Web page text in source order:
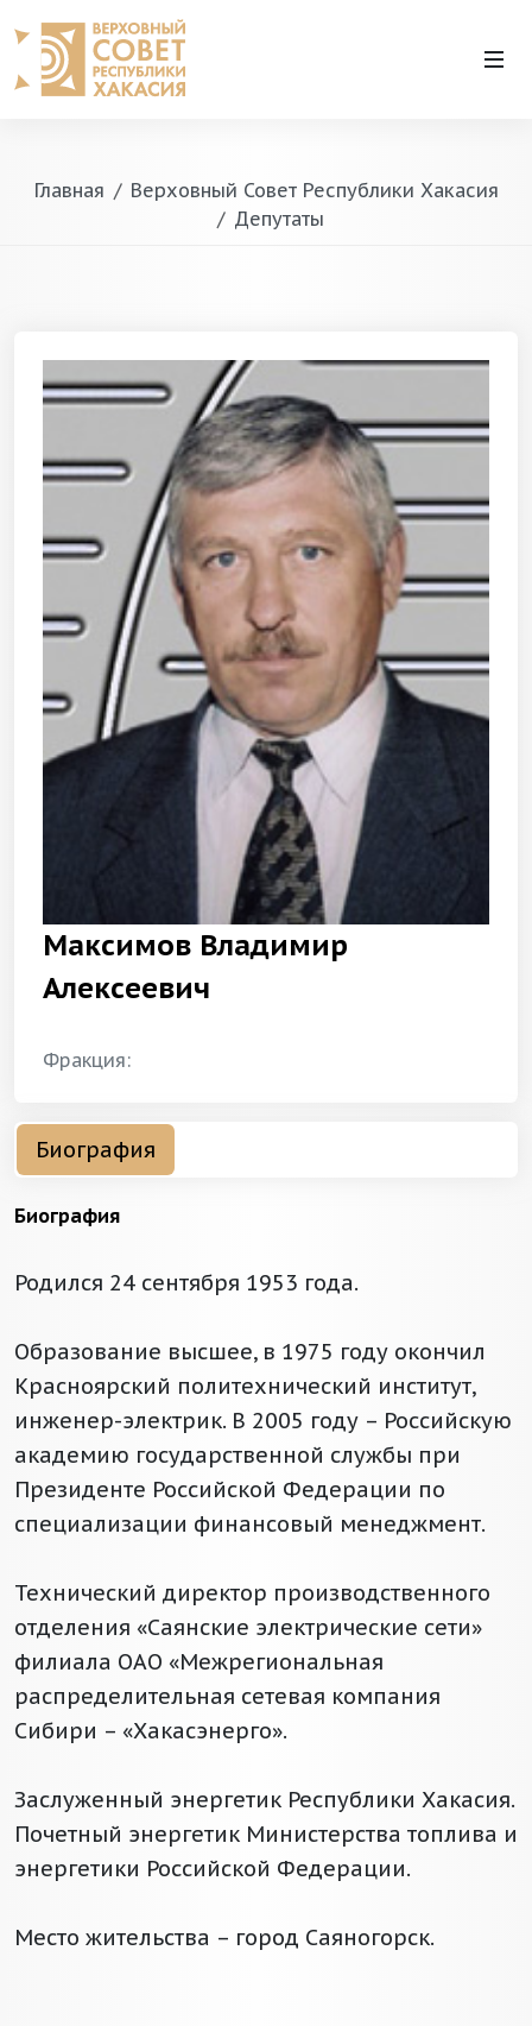
Главная
Верховный Совет Республики Хакасия
Депутаты
Максимов Владимир
Алексеевич
Фракция:
Биография
Биография
Родился 24 сентября 1953 года.
Образование высшее, в 1975 году окончил
Красноярский политехнический институт,
инженер-электрик. В 2005 году – Российскую
академию государственной службы при
Президенте Российской Федерации по
специализации финансовый менеджмент.
Технический директор производственного
отделения «Саянские электрические сети»
филиала ОАО «Межрегиональная
распределительная сетевая компания
Сибири – «Хакасэнерго».
Заслуженный энергетик Республики Хакасия.
Почетный энергетик Министерства топлива и
энергетики Российской Федерации.
Место жительства – город Саяногорск.